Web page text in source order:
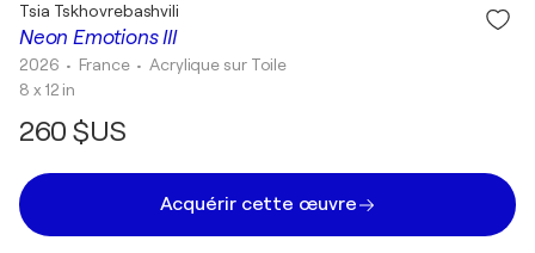
Neon Emotions III
Tsia Tskhovrebashvili
2026 • France •Acrylique sur Toile
8 x 12 in
260 $US
Acquérir cette œuvre